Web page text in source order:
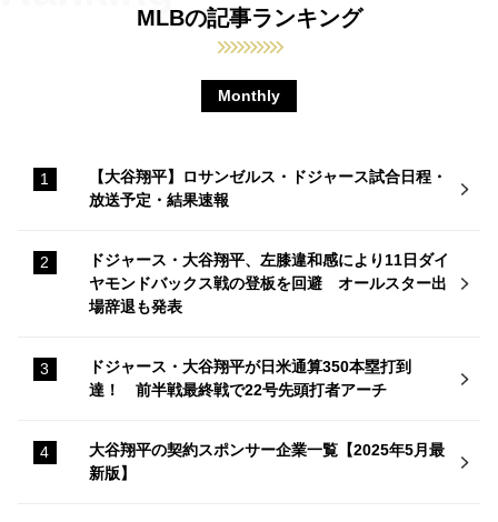
MLBの記事ランキング
Monthly
【大谷翔平】ロサンゼルス・ドジャース試合日程・
放送予定・結果速報
ドジャース・大谷翔平、左膝違和感により11日ダイ
ヤモンドバックス戦の登板を回避 オールスター出
場辞退も発表
ドジャース・大谷翔平が日米通算350本塁打到
達！ 前半戦最終戦で22号先頭打者アーチ
大谷翔平の契約スポンサー企業一覧【2025年5月最
新版】